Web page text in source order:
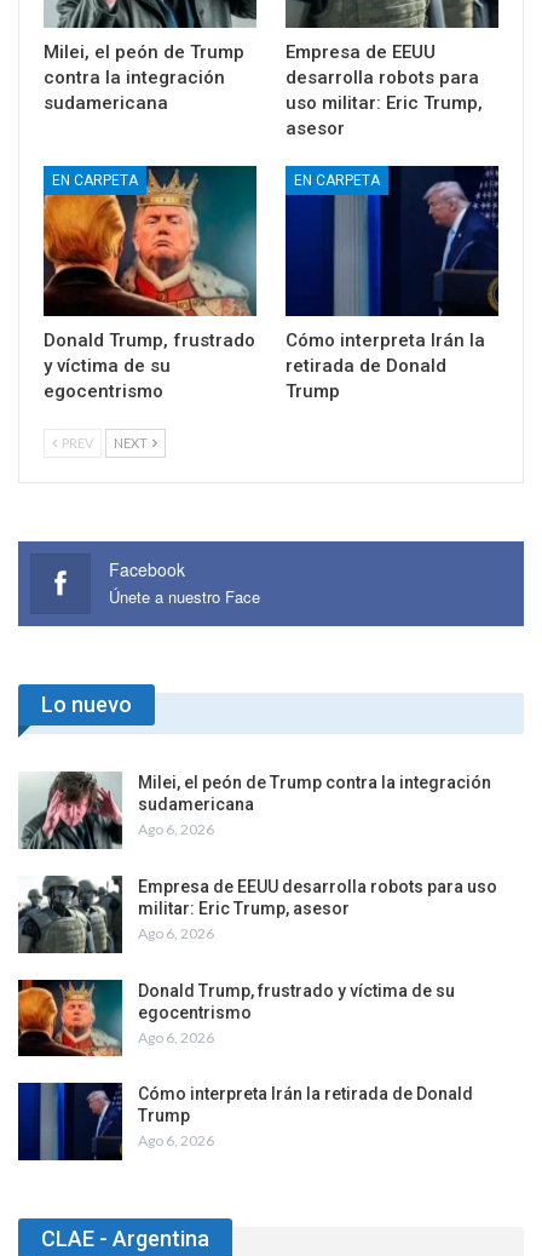
Milei, el peón de Trump
contra la integración
sudamericana
Empresa de EEUU
desarrolla robots para
uso militar: Eric Trump,
asesor
EN CARPETA
Donald Trump, frustrado
y víctima de su
egocentrismo
EN CARPETA
Cómo interpreta Irán la
retirada de Donald
Trump
PREV NEXT
Facebook
Únete a nuestro Face
Lo nuevo
Milei, el peón de Trump contra la integración
sudamericana
Ago 6, 2026
Empresa de EEUU desarrolla robots para uso
militar: Eric Trump, asesor
Ago 6, 2026
Donald Trump, frustrado y víctima de su
egocentrismo
Ago 6, 2026
Cómo interpreta Irán la retirada de Donald
Trump
Ago 6, 2026
CLAE - Argentina